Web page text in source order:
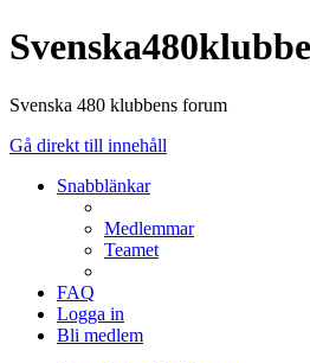
Svenska 480 klubbens forum
Gå direkt till innehåll
Snabblänkar
Medlemmar
Teamet
FAQ
Logga in
Bli medlem